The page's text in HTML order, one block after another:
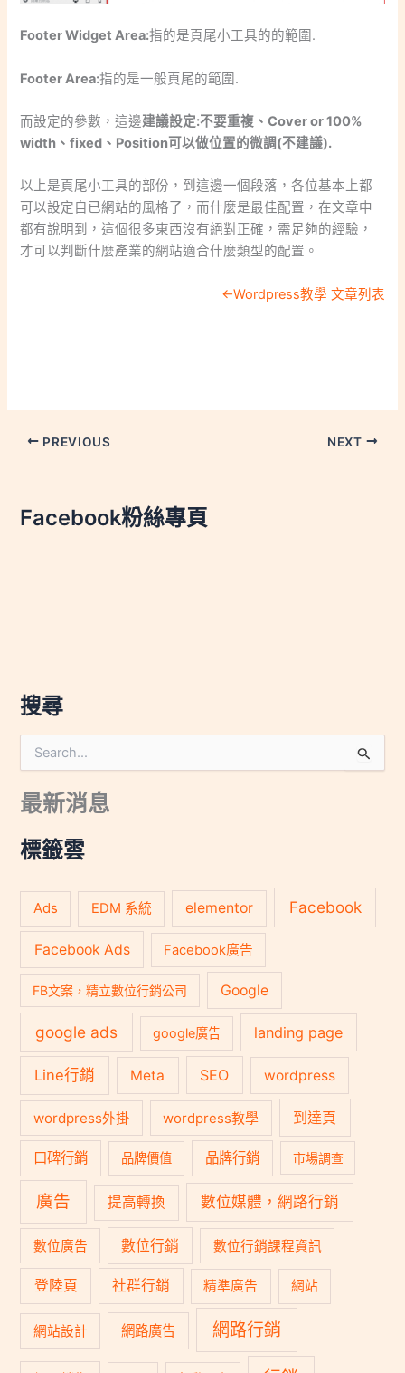
Footer Widget Area:指的是頁尾小工具的的範圍.
Footer Area:指的是一般頁尾的範圍.
而設定的參數，這邊建議設定:不要重複、Cover or 100%
width、fixed、Position可以做位置的微調(不建議).
以上是頁尾小工具的部份，到這邊一個段落，各位基本上都
可以設定自已網站的風格了，而什麼是最佳配置，在文章中
都有說明到，這個很多東西沒有絕對正確，需足夠的經驗，
才可以判斷什麼產業的網站適合什麼類型的配置。
←Wordpress教學 文章列表
PREVIOUS NEXT
Facebook粉絲專頁
搜尋
尋
關
鍵
:
最新消息
標籤雲
Ads EDM 系統 elementor Facebook
Facebook Ads Facebook廣告
FB文案，精立數位行銷公司 Google
google ads google廣告 landing page
Line行銷 Meta SEO wordpress
wordpress外掛 wordpress教學 到達頁
口碑行銷 品牌價值 品牌行銷 市場調查
廣告 提高轉換 數位媒體，網路行銷
數位廣告 數位行銷 數位行銷課程資訊
登陸頁 社群行銷 精準廣告 網站
網站設計 網路廣告 網路行銷